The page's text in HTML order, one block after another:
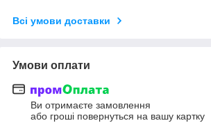
Всі умови доставки
Умови оплати
Ви отримаєте замовлення
або гроші повернуться на вашу картку